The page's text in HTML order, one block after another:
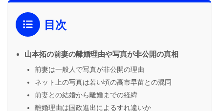
目次
山本拓の前妻の離婚理由や写真が非公開の真相
前妻は一般人で写真が非公開の理由
ネット上の写真は若い頃の高市早苗との混同
前妻との結婚から離婚までの経緯
離婚理由は国政進出によるすれ違いか